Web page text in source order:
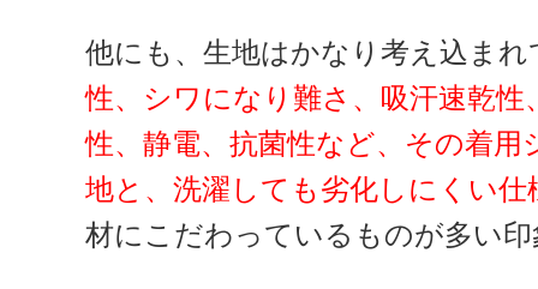
他にも、生地はかなり考え込まれ
性、シワになり難さ、吸汗速乾
性、静電、抗菌性など、その着用
地と、洗濯しても劣化しにくい仕
材にこだわっているものが多い